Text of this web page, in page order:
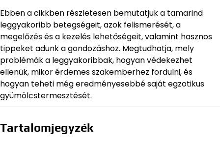
Ebben a cikkben részletesen bemutatjuk a tamarind
leggyakoribb betegségeit, azok felismerését, a
megelőzés és a kezelés lehetőségeit, valamint hasznos
tippeket adunk a gondozáshoz. Megtudhatja, mely
problémák a leggyakoribbak, hogyan védekezhet
ellenük, mikor érdemes szakemberhez fordulni, és
hogyan teheti még eredményesebbé saját egzotikus
gyümölcstermesztését.
Tartalomjegyzék